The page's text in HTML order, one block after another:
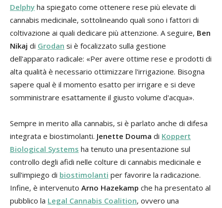
Delphy ha spiegato come ottenere rese più elevate di
cannabis medicinale, sottolineando quali sono i fattori di
coltivazione ai quali dedicare più attenzione. A seguire, Ben
Nikaj di Grodan si è focalizzato sulla gestione
dell'apparato radicale: «Per avere ottime rese e prodotti di
alta qualità è necessario ottimizzare l'irrigazione. Bisogna
sapere qual è il momento esatto per irrigare e si deve
somministrare esattamente il giusto volume d'acqua».
Sempre in merito alla cannabis, si è parlato anche di difesa
integrata e biostimolanti. Jenette Douma di Koppert
Biological Systems ha tenuto una presentazione sul
controllo degli afidi nelle colture di cannabis medicinale e
sull'impiego di biostimolanti per favorire la radicazione.
Infine, è intervenuto Arno Hazekamp che ha presentato al
pubblico la Legal Cannabis Coalition, ovvero una